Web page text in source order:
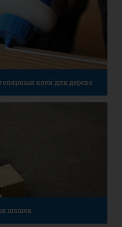
клей для дерева
шашек